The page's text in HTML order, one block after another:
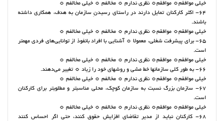
خیلی موافقم☼ موافقم☼ نظری ندارم ☼ مخالفم ☼ خیلی مخالفم ☼
64- اکثر کارکنان تمایل دارند در راستای رسیدنِ سازمان به هدف، همکاری داشته
باشند.
خیلی موافقم☼ موافقم☼ نظری ندارم ☼ مخالفم ☼ خیلی مخالفم ☼
65- برای پیشرفت شغلی، معمولا ☼ آشنایی با افراد بانفوذ از توانایی‌های فردی مهمتر
است.
خیلی موافقم☼ موافقم☼ نظری ندارم ☼ مخالفم ☼ خیلی مخالفم ☼
66- به طور کلی سازمانها خط مشی و روشهای خود را زیاد ☼ تغییر می‌دهند.
خیلی موافقم☼ موافقم☼ نظری ندارم ☼ مخالفم ☼ خیلی مخالفم ☼
67- سازمان بزرگ نسبت به سازمان کوچک، محلی مناسبتر و مطلوبتر برای کارکنان
است.
خیلی موافقم☼ موافقم☼ نظری ندارم ☼ مخالفم ☼ خیلی مخالفم ☼
68- کارکنان نباید از مدیر تقاضای افزایش حقوق کنند، حتی اگر احساس کنند